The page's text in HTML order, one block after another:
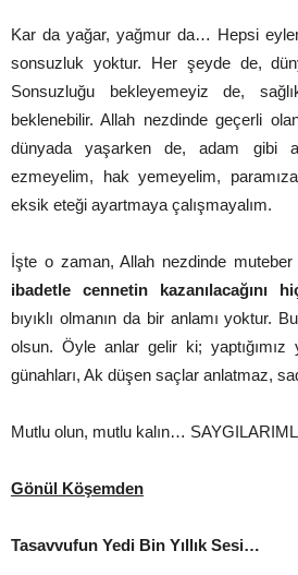
Kar da yağar, yağmur da… Hepsi
sonsuzluk yoktur. Her şeyde de,
Sonsuzluğu bekleyemeyiz de,
beklenebilir. Allah nezdinde geçerli
dünyada yaşarken de, adam gibi
ezmeyelim, hak yemeyelim,
eksik eteği ayartmaya çalışmayalım.
İşte o zaman, Allah nezdinde
ibadetle cennetin kazanılacağını
bıyıklı olmanın da bir anlamı yoktur.
olsun. Öyle anlar gelir ki; yaptığımız
günahları, Ak düşen saçlar anlatmaz,
Mutlu olun, mutlu kalın…
Gönül Köşemden
Tasavvufun Yedi Bin Yıllık Sesi…